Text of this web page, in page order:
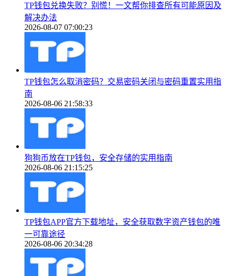
TP钱包兑换失败？别慌！一文帮你排查所有可能原因及
解决办法
2026-08-07 07:00:23
TP钱包怎么取消密码？交易密码关闭与密码重置实用指
南
2026-08-06 21:58:33
狗狗币放在TP钱包，安全存储的实用指南
2026-08-06 21:15:25
TP钱包APP官方下载地址，安全获取数字资产钱包的唯
一可靠途径
2026-08-06 20:34:28